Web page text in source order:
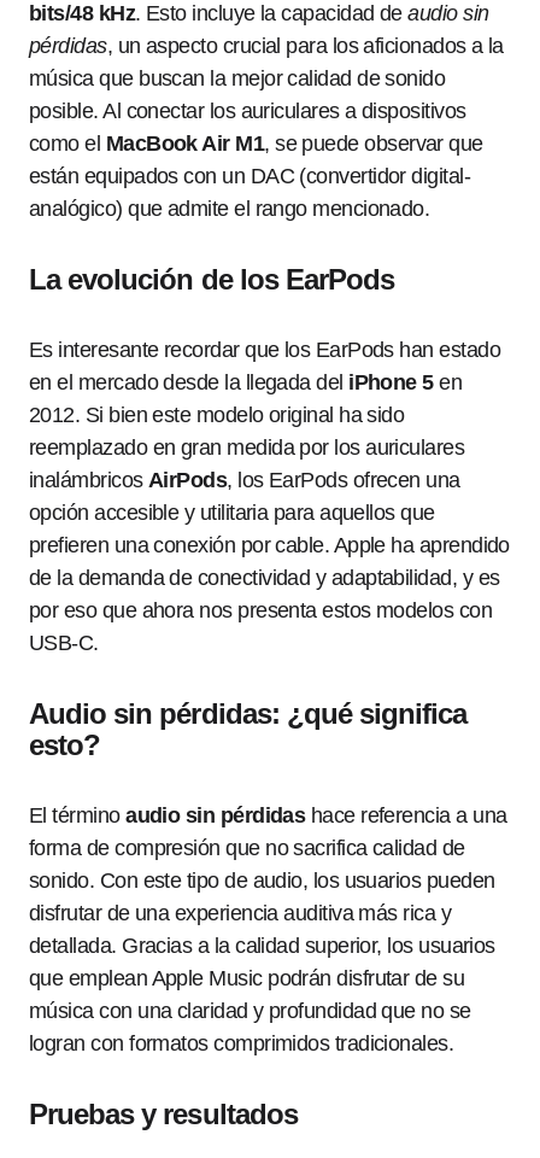
bits/48 kHz. Esto incluye la capacidad deaudio sin
pérdidas, un aspecto crucial para los aficionados a la
música que buscan la mejor calidad de sonido
posible. Al conectar los auriculares a dispositivos
como el MacBook Air M1, se puede observar que
están equipados con un DAC (convertidor digital-
analógico) que admite el rango mencionado.
La evolución de los EarPods
Es interesante recordar que los EarPods han estado
en el mercado desde la llegada del iPhone 5en
2012. Si bien este modelo original ha sido
reemplazado en gran medida por los auriculares
inalámbricos AirPods, los EarPods ofrecen una
opción accesible y utilitaria para aquellos que
prefieren una conexión por cable. Apple ha aprendido
de la demanda de conectividad y adaptabilidad, y es
por eso que ahora nos presenta estos modelos con
USB-C.
Audio sin pérdidas: ¿qué significa
esto?
El términoaudio sin pérdidashace referencia a una
forma de compresión que no sacrifica calidad de
sonido. Con este tipo de audio, los usuarios pueden
disfrutar de una experiencia auditiva más rica y
detallada. Gracias a la calidad superior, los usuarios
que emplean Apple Music podrán disfrutar de su
música con una claridad y profundidad que no se
logran con formatos comprimidos tradicionales.
Pruebas y resultados